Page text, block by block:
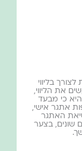
בליווי
את הליווי,
היא כי מבעד
אתגר אישי,
האתגר
שונים, בצער